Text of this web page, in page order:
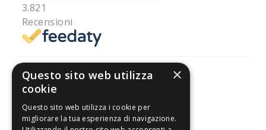
3.821
Recensioni
Pagamenti sicuri
×
Questo sito web utilizza
cookie
Questo sito web utilizza i cookie per
migliorare la tua esperienza di navigazione.